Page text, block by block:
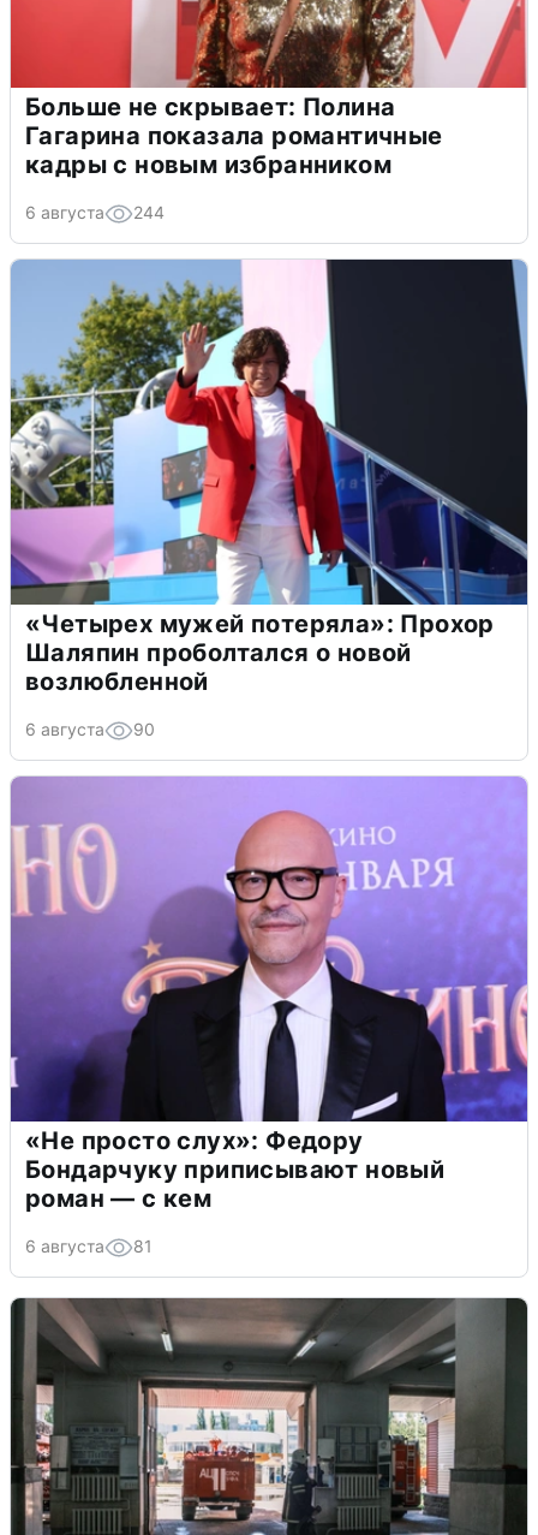
Больше не скрывает: Полина
Гагарина показала романтичные
кадры с новым избранником
6 августа 244
«Четырех мужей потеряла»: Прохор
Шаляпин проболтался о новой
возлюбленной
6 августа 90
«Не просто слух»: Федору
Бондарчуку приписывают новый
роман — с кем
6 августа 81